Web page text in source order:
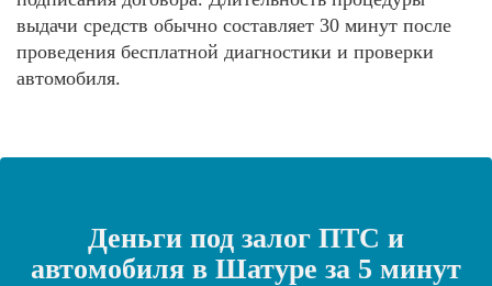
выдачи средств обычно составляет 30 минут после
проведения бесплатной диагностики и проверки
автомобиля.
Деньги под залог ПТС и
автомобиля в Шатуре за 5 минут